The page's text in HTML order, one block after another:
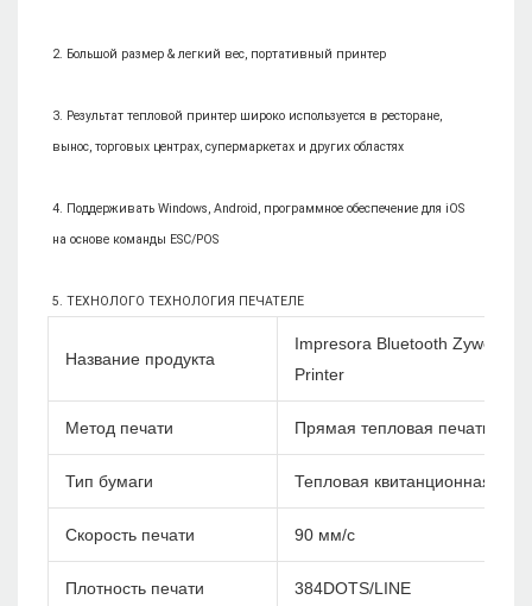
3. Результат тепловой принтер широко используется в ресторане,
4. Поддерживать Windows, Android, программное обеспечение для iOS
Название продукта
Impresora Bluetooth Zywell
Printer
Метод печати Прямая тепловая печать
Тип бумаги Тепловая квитанционная
Скорость печати 90 мм/с
Плотность печати 384DOTS/LINE